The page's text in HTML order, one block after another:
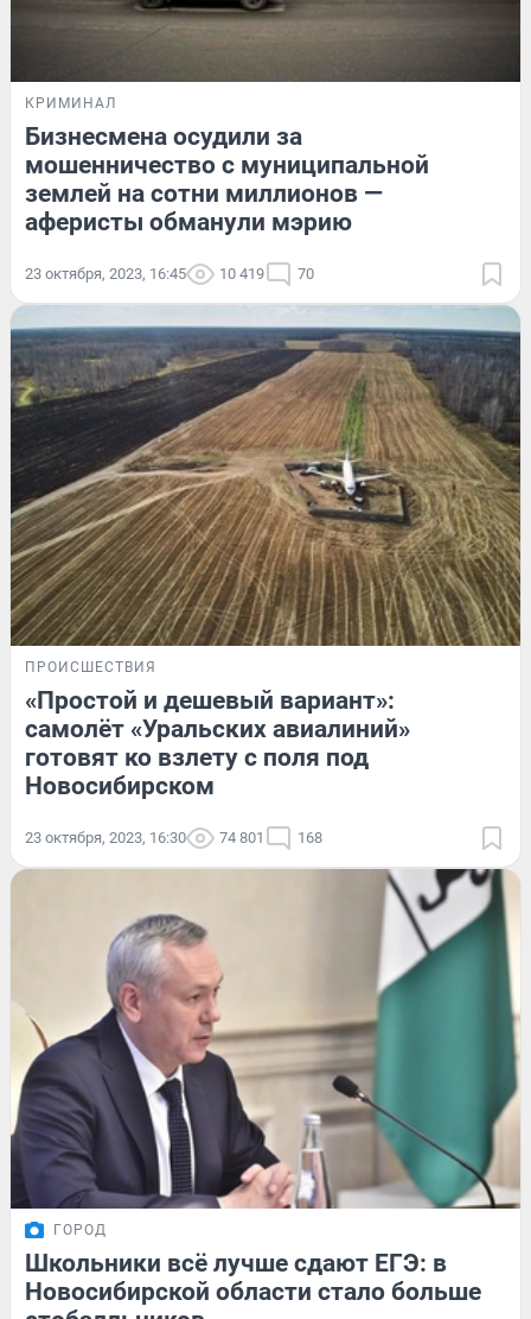
КРИМИНАЛ
Бизнесмена осудили за
мошенничество с муниципальной
землей на сотни миллионов —
аферисты обманули мэрию
23 октября, 2023, 16:45 10 419 70
ПРОИСШЕСТВИЯ
«Простой и дешевый вариант»:
самолёт «Уральских авиалиний»
готовят ко взлету с поля под
Новосибирском
23 октября, 2023, 16:30 74 801 168
ГОРОД
Школьники всё лучше сдают ЕГЭ: в
Новосибирской области стало больше